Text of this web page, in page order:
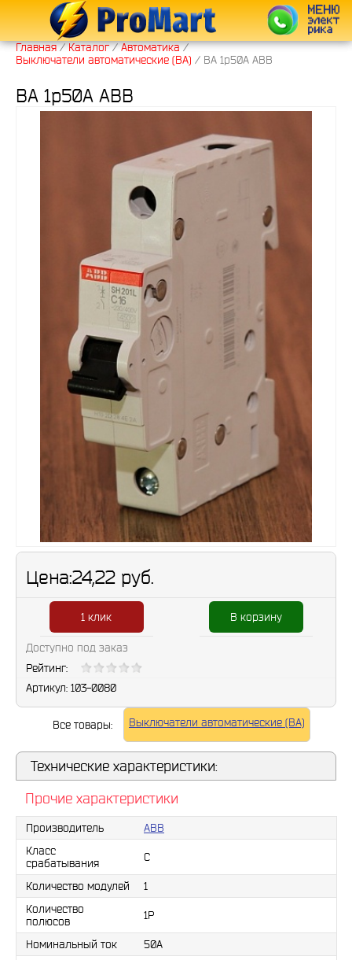
Главная/ Каталог/ Автоматика/
Выключатели автоматические (ВА) / ВА 1p50A ABB
ВА 1p50A ABB
Цена:24,22 руб.
В корзину
1 клик
Доступно под заказ
Рейтинг:
Артикул: 103-0080
Все товары: Выключатели автоматические (ВА)
Технические характеристики:
Прочие характеристики
Производитель
ABB
Класс
срабатывания
С
Количество модулей
1
Количество
полюсов
1Р
Номинальный ток
50A